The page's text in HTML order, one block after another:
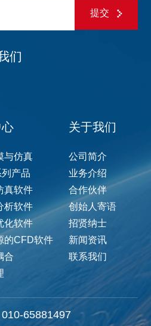
提交
们
与仿真
产品
真软件
析软件
化软件
的CFD软件
合
关于我们
公司简介
业务介绍
合作伙伴
创始人寄语
招贤纳士
新闻资讯
联系我们
010-65881497